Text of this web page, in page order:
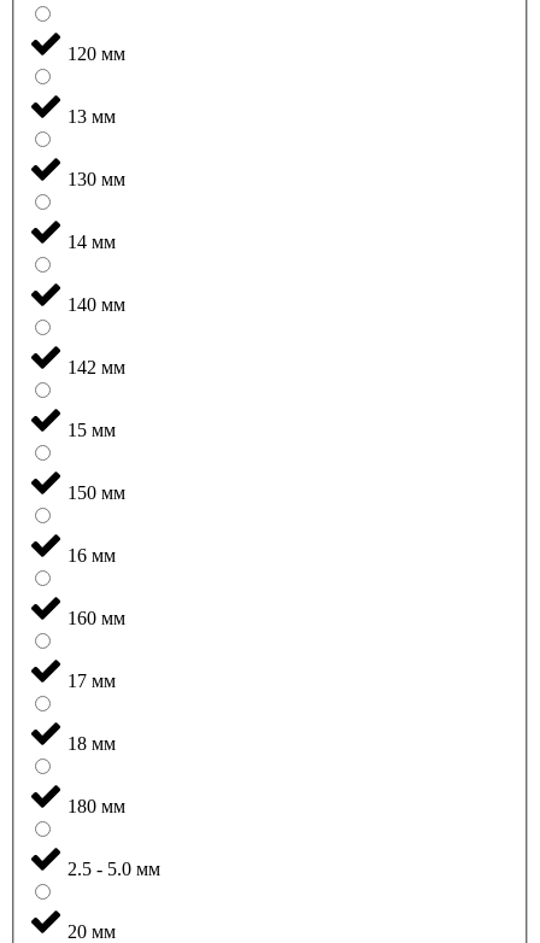
120 мм
13 мм
130 мм
14 мм
140 мм
142 мм
15 мм
150 мм
16 мм
160 мм
17 мм
18 мм
180 мм
2.5 - 5.0 мм
20 мм